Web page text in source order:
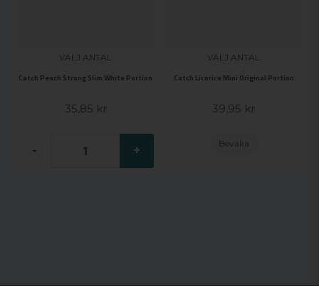
VÄLJ ANTAL
Catch Peach Strong Slim White Portion
35,85 kr
- +
VÄLJ ANTAL
Catch Licorice Mini Original Portion
39,95 kr
Bevaka